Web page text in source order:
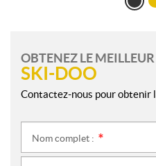
OBTENEZ LE
SKI-DOO
Contactez-nous pour obtenir
Nom complet :